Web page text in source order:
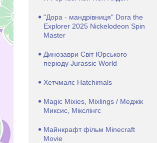
"Дора - мандрівниця" Dora the
Explorer 2025 Nickelodeon Spin
Master
Динозаври Світ Юрського
періоду Jurassic World
Хетчмалс Hatchimals
Magic Mixies, Mixlings / Меджік
Миксис, Мікслінгс
Майнкрафт фільм Minecraft
Movie